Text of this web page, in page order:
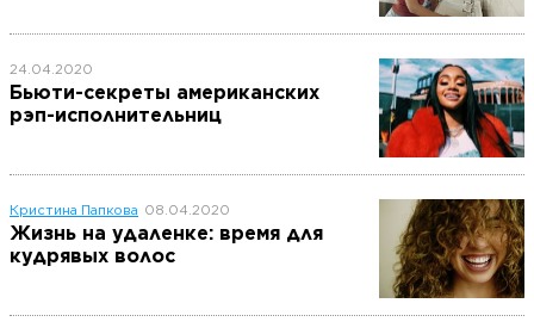
24.04.2020
Бьюти-секреты американских
рэп-исполнительниц
Кристина Папкова 08.04.2020
Жизнь на удаленке: время для
кудрявых волос